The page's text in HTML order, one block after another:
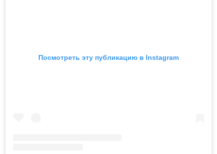
Посмотреть эту публикацию в Instagram